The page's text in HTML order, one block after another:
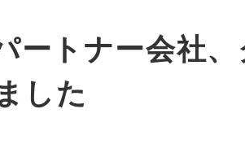
ートナー会社
した